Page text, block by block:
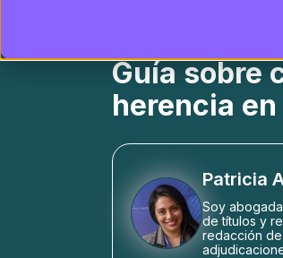
Guía sobre
herencia
Patricia
Soy
de títulos y
redacción de